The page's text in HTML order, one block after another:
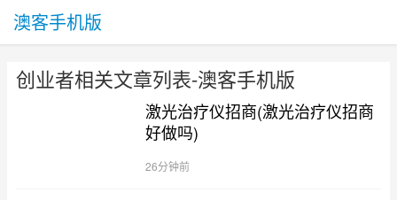
澳客手机版
创业者相关文章列表-澳客手机版
激光治疗仪招商(激光治疗仪招商
好做吗)
26分钟前